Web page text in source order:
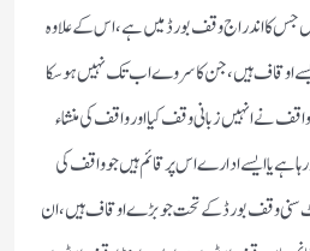
وشمار ہیں جس کا اندراج وقف بورڈ میں ہے ، اس کے علاوہ
اوقاف ہیں ، جن کا سروے اب تک نہیں ہو سکا
نے انہیں زبانی وقف کیا اور واقف کی منشاء
ہے یا ایسے ادارے اس پر قائم ہیں جو واقف کی
سنی وقف بورڈ کے تحت جو بڑے اوقاف ہیں ، ان